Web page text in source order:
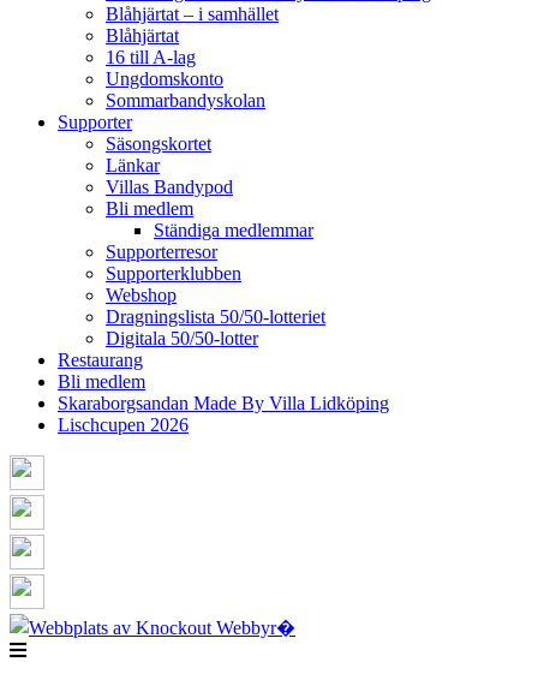
Blåhjärtat – i samhället
Blåhjärtat
16 till A-lag
Ungdomskonto
Sommarbandyskolan
Supporter
Säsongskortet
Länkar
Villas Bandypod
Bli medlem
Ständiga medlemmar
Supporterresor
Supporterklubben
Webshop
Dragningslista 50/50-lotteriet
Digitala 50/50-lotter
Restaurang
Bli medlem
Skaraborgsandan Made By Villa Lidköping
Lischcupen 2026